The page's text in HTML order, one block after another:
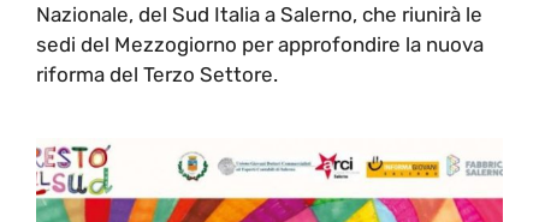
Nazionale, del Sud Italia a Salerno, che riunirà le
sedi del Mezzogiorno per approfondire la nuova
riforma del Terzo Settore.